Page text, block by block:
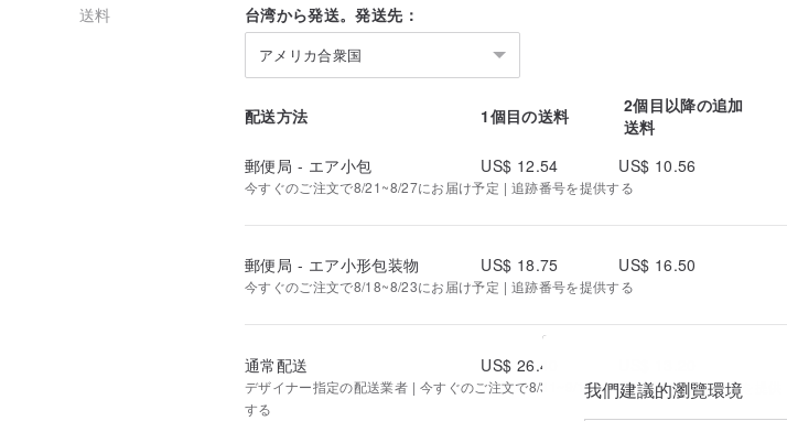
送料 台湾から発送。発送先：
アメリカ合衆国
配送方法 1個目の送料
2個目以降の追加
送料
郵便局 - エア小包
US$ 12.54 US$ 10.56
今すぐのご注文で8/21~8/27にお届け予定 | 追跡番号を提供する
郵便局 - エア小形包装物 US$ 18.75 US$ 16.50
今すぐのご注文で8/18~8/23にお届け予定 | 追跡番号を提供する
通常配送 US$ 26.40
デザイナー指定の配送業者 | 今すぐのご注文で8/31~9/12にお届け予定 | 追跡番号を提供
する
我們建議的瀏覽環境